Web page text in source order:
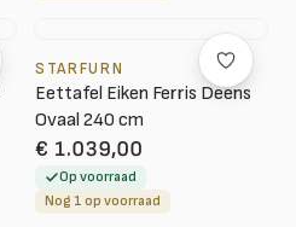
STARFURN
Eettafel Eiken Ferris Deens
Ovaal 240 cm
€ 1.039,00
Op voorraad
Nog 1 op voorraad